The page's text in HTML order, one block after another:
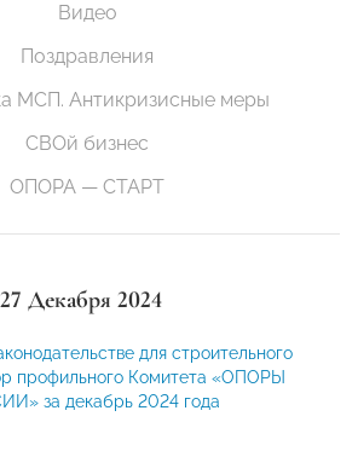
Видео
Поздравления
МСП. Антикризисные меры
СВОй бизнес
ОПОРА — СТАРТ
27 Декабря 2024
для строительного
профильного Комитета «ОПОРЫ
за декабрь 2024 года